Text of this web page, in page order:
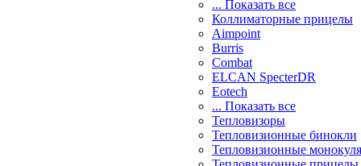
... Показать все
Коллиматорные прицелы
Aimpoint
Burris
Combat
ELCAN SpecterDR
Eotech
... Показать все
Тепловизоры
Тепловизионные бинокли
Тепловизионные